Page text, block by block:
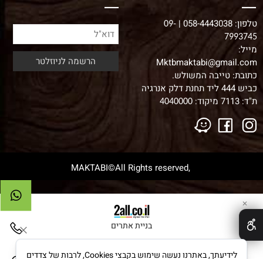
טלפון: 058-4443038
|
09-
7993745
מייל:
Mktbmaktabi@gmail.com
כתובת: טייבה המשולש.
כביש 444 ליד תחנת דלק אנרגיה
ת"ד: 7113 מיקוד:
4040000
,MAKTABI©All Rights reserved
בניית אתרים
✕
לידיעתך, באתרנו נעשה שימוש בקבצי Cookies, לרבות של צדדים